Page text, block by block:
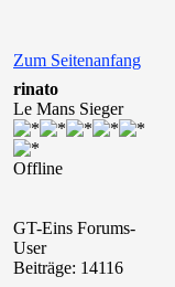
Zum Seitenanfang
rinato
Le Mans Sieger
Offline
GT-Eins Forums-
User
Beiträge: 14116